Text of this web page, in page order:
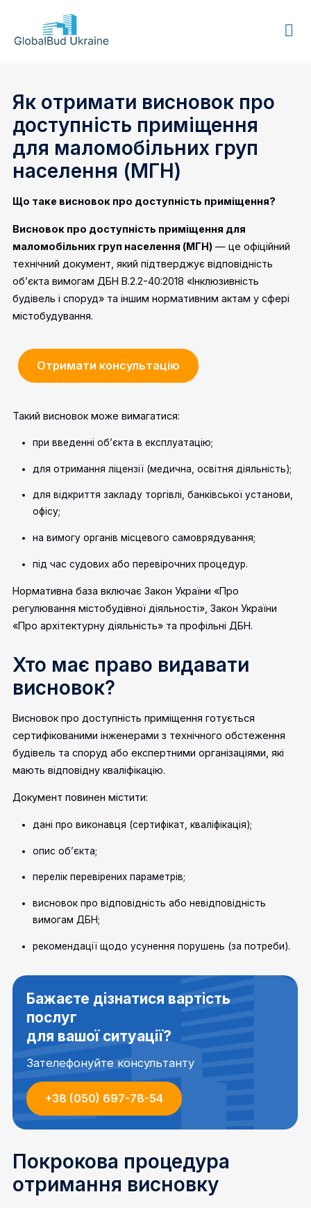
GLOBALBUD
Як отримати висновок про
доступність приміщення
для маломобільних груп
населення (МГН)
Що таке висновок про доступність приміщення?
Висновок про доступність приміщення для
маломобільних груп населення (МГН) — це офіційний
технічний документ, який підтверджує відповідність
об’єкта вимогам ДБН В.2.2-40:2018 «Інклюзивність
будівель і споруд» та іншим нормативним актам у сфері
містобудування.
Отримати консультацію
Такий висновок може вимагатися:
при введенні об’єкта в експлуатацію;
для отримання ліцензії (медична, освітня діяльність);
для відкриття закладу торгівлі, банківської установи,
офісу;
на вимогу органів місцевого самоврядування;
під час судових або перевірочних процедур.
Нормативна база включає Закон України «Про
регулювання містобудівної діяльності», Закон України
«Про архітектурну діяльність» та профільні ДБН.
Хто має право видавати
висновок?
Висновок про доступність приміщення готується
сертифікованими інженерами з технічного обстеження
будівель та споруд або експертними організаціями, які
мають відповідну кваліфікацію.
Документ повинен містити:
дані про виконавця (сертифікат, кваліфікація);
опис об’єкта;
перелік перевірених параметрів;
висновок про відповідність або невідповідність
вимогам ДБН;
рекомендації щодо усунення порушень (за потреби).
Бажаєте дізнатися вартість
послуг
для вашої ситуації?
Зателефонуйте консультанту
+38 (050) 697-78-54
Покрокова процедура
отримання висновку